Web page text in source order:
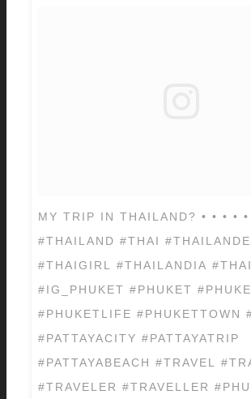
MY TRIP IN THAILAND? • • • • •
#THAILAND #THAI #THAILANDE
#THAIGIRL #THAILANDIA
#IG_PHUKET #PHUKET
#PHUKETLIFE #PHUKETTOWN
#PATTAYACITY #PATTAYATRIP
#PATTAYABEACH #TRAVEL
#TRAVELER #TRAVELLER